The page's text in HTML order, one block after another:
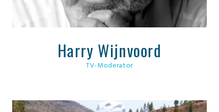
Harry Wijnvoord
TV-Moderator